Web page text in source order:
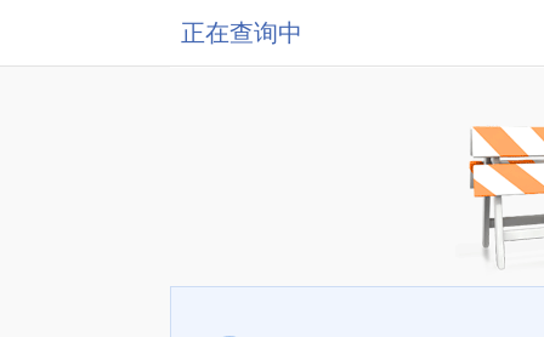
正在查询中